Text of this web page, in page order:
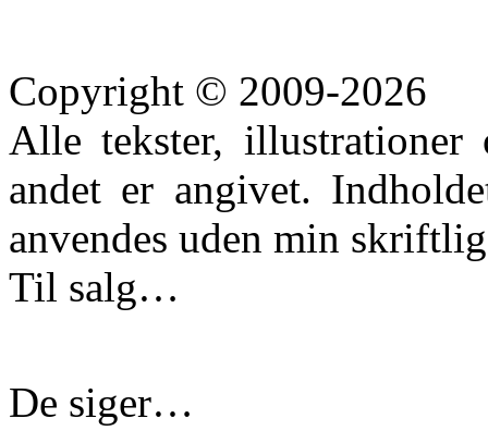
Copyright © 2009-2026
Alle tekster, illustrationer
andet er angivet.
anvendes uden min
Til salg…
De siger…